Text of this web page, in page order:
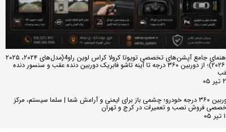
راهنمای جامع آپشن‌های تخصصی تویوتا کرولا کراس لوین راو4(مدل‌های ۲۰۲۴، ۲۰۲۵
و ۲۰۲۶)؛ از دوربین ۳۶۰ درجه تا آینه تاشو فابریک دوربین دنده عقب و سنسور دنده
دوربین ۳۶۰ درجه خودرو؛ چشمی باز برای ایمنی و آرامش شما | سلما سیستم، مرکز
فروش نصب و تعمیرات در کرج و تهران